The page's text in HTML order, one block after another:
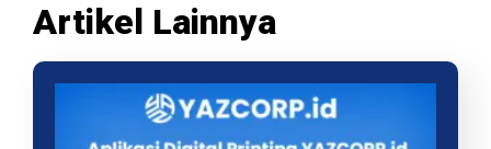
Artikel Lainnya